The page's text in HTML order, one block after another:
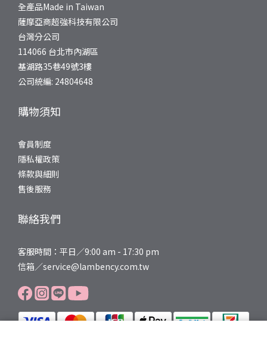
有鎮靜舒緩功效，能減少乾燥與泛紅現象，幫助肌膚恢復穩定狀
態。3. 海洋保濕因子：來自海洋的保濕精華，能在肌膚表層形成保
護膜，鎖住水分不流失。4. 避免過多人工香精與皂鹼：選擇溫和界
面活性劑、香氛來源天然的產品，降低刺激風險。以這些標準來
看，LAMBENCY 木質香沐浴露就是一個很值得嘗試的選擇。它一瓶
結合清潔、保濕、嫩白、修護調理四大功能，添加六大植物萃取成
分，專為需要溫柔呵護的肌膚設計。LAMBENCY 木質香沐浴乳推薦
亮點：不只洗淨，更是一場療癒儀式說到木質香沐浴乳推薦，
上。它的香氣不是那種甜膩的人工香精味，而是高級香氛調和出的
療癒木質調，洗澡的時候彷彿置身森林SPA，整個人都放鬆下來。成
分方面更是誠意滿滿：維他命原B5與海洋保濕因子雙管齊下，洗後
肌膚摸起來滑嫩不乾澀。想要提亮膚色的人也會喜歡，因為它特別
糖這個成分更是亮點，它能強化肌膚屏障、提升含水度，讓皮膚的
程中就能感受到肌膚被溫柔包覆，減少換季時常見的乾癢泛紅困
擾。一瓶就能搞定清潔與保養，忙碌的日子裡特別實用。給敏弱肌
的換季沐浴建議＆選購行動指南除了選對沐浴乳，換季期間的洗澡
習慣也很重要，這裡分享幾個小訣竅：1. 水溫不要太高：熱水雖然
洗起來很舒服，但會帶走肌膚油脂，建議用溫水即可。2. 不要過度
全產品Made in Taiwan
薩摩亞商超強科技有限公司
台灣分公司
114066 台北市內湖區
基湖路35巷49號3樓
公司統編: 24804648
購物須知
會員制度
隱私權政策
條款與細則
售後服務
聯絡我們
客服時間：平日／9:00 am - 17:30 pm
信箱／service@lambency.com.tw